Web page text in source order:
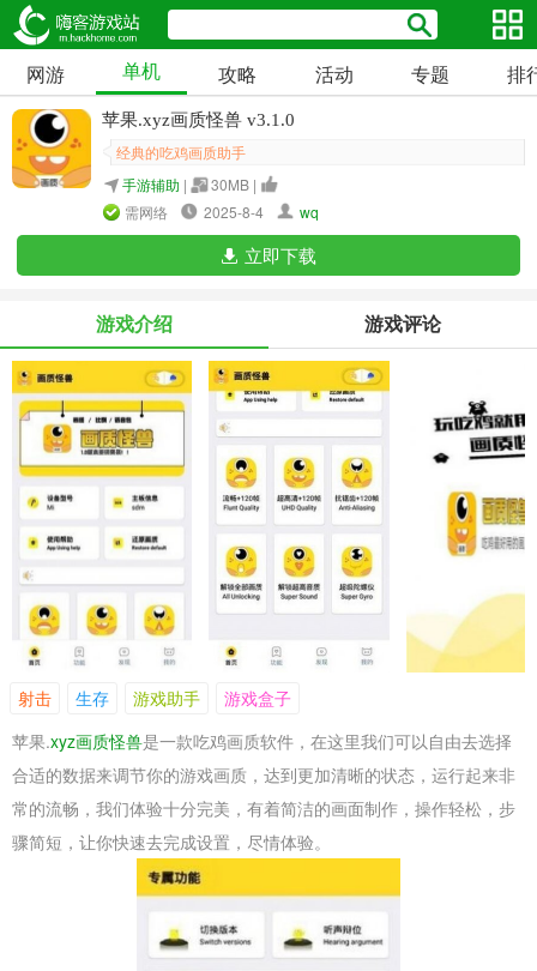
网游 单机 攻略 活动 专题 排
苹果.xyz画质怪兽 v3.1.0
经典的吃鸡画质助手
手游辅助 |
30MB |
需网络
2025-8-4 wq
立即下载
游戏介绍 游戏评论
射击 生存 游戏助手
游戏盒子
苹果.xyz画质怪兽是一款吃鸡画质软件，在这里我们可以自由去选择
合适的数据来调节你的游戏画质，达到更加清晰的状态，运行起来非
常的流畅，我们体验十分完美，有着简洁的画面制作，操作轻松，步
骤简短，让你快速去完成设置，尽情体验。